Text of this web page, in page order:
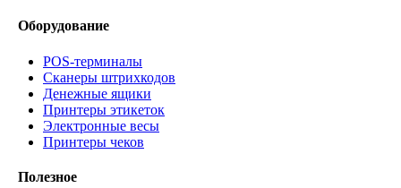
Оборудование
POS-терминалы
Сканеры штрихкодов
Денежные ящики
Принтеры этикеток
Электронные весы
Принтеры чеков
Полезное